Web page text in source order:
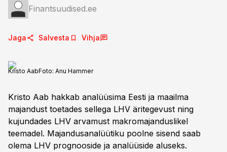
Finantsuudised.ee
Jaga Salvesta Vihja
Kristo AabFoto: Anu Hammer
Kristo Aab hakkab analüüsima Eesti ja maailma
majandust toetades sellega LHV äritegevust ning
kujundades LHV arvamust makromajanduslikel
teemadel. Majandusanalüütiku poolne sisend saab
olema LHV prognooside ja analüüside aluseks.